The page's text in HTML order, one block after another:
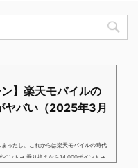
ン】楽天モバイルの
ヤバい（2025年3月
ったし、これからは楽天モバイルの時代
イント→ 乗り換えなら14,000ポイント→